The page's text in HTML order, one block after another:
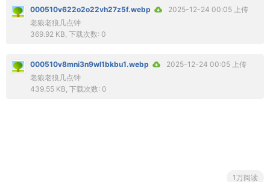
000510v622o2o22vh27z5f.webp
2025-12-24 00:05 上传
老狼老狼几点钟
369.92 KB, 下载次数: 0
000510v8mni3n9wl1bkbu1.webp
2025-12-24 00:05 上传
老狼老狼几点钟
439.55 KB, 下载次数: 0
1万阅读